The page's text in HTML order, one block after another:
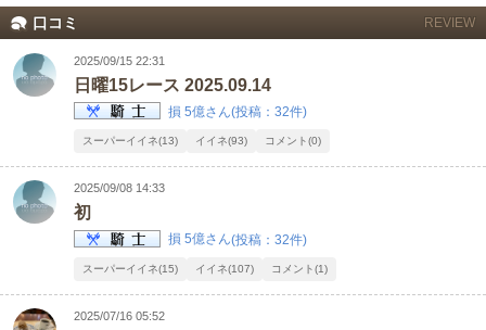
口コミ REVIEW
2025/09/15 22:31
日曜15レース 2025.09.14
損 5億さん(投稿：32件)
スーパーイイネ(13) イイネ(93) コメント(0)
2025/09/08 14:33
初
損 5億さん(投稿：32件)
スーパーイイネ(15) イイネ(107) コメント(1)
2025/07/16 05:52
お店のURLをコピー
店舗ログイン
関東
東海
沖縄